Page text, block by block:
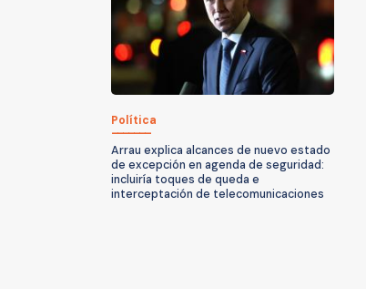
Política
Arrau explica alcances de nuevo estado
de excepción en agenda de seguridad:
incluiría toques de queda e
interceptación de telecomunicaciones